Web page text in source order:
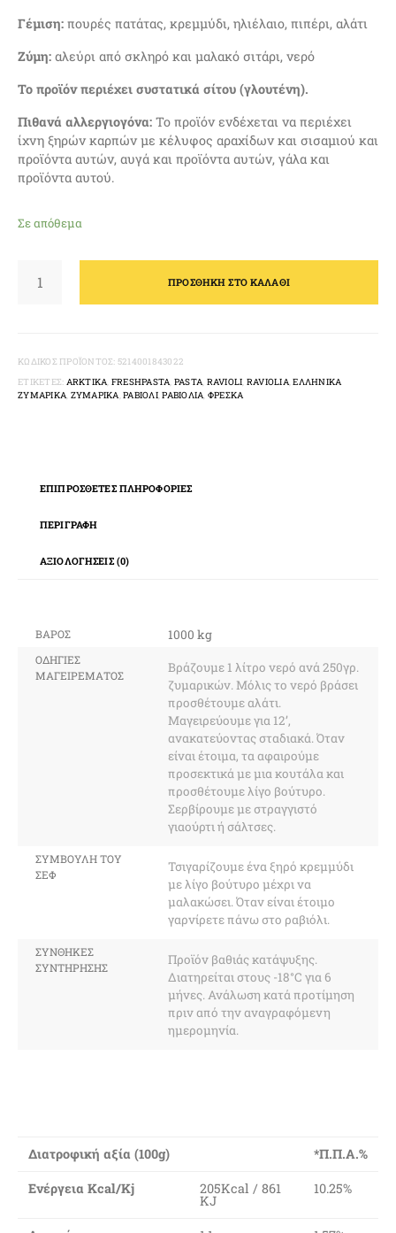
Γέμιση: πουρές πατάτας, κρεμμύδι, ηλιέλαιο, πιπέρι, αλάτι
Ζύμη: αλεύρι από σκληρό και μαλακό σιτάρι, νερό
Το προϊόν περιέχει συστατικά σίτου (γλουτένη).
Πιθανά αλλεργιογόνα: Το προϊόν ενδέχεται να περιέχει
ίχνη ξηρών καρπών με κέλυφος αραχίδων και σισαμιού και
προϊόντα αυτών, αυγά και προϊόντα αυτών, γάλα και
προϊόντα αυτού.
Σε απόθεμα
ΠΡΟΣΘΉΚΗ ΣΤΟ ΚΑΛΆΘΙ
ΚΩΔΙΚΌΣ ΠΡΟΪΌΝΤΟΣ: 5214001843022
ΕΤΙΚΈΤΕΣ: ARKTIKA, FRESHPASTA, PASTA, RAVIOLI, RAVIOLIA,ΕΛΛΗΝΙΚΆ
ΖΥΜΑΡΙΚΆ, ΖΥΜΑΡΙΚΆ,ΡΑΒΙΟΛΙ,ΡΑΒΙΌΛΙΑ, ΦΡΈΣΚΑ
ΕΠΙΠΡΌΣΘΕΤΕΣ ΠΛΗΡΟΦΟΡΊΕΣ
ΠΕΡΙΓΡΑΦΉ
ΑΞΙΟΛΟΓΉΣΕΙΣ (0)
ΒΆΡΟΣ 1000 kg
ΟΔΗΓΊΕΣ
ΜΑΓΕΙΡΈΜΑΤΟΣ
Βράζουμε 1 λίτρο νερό ανά 250γρ.
ζυμαρικών. Μόλις το νερό βράσει
προσθέτουμε αλάτι.
Μαγειρεύουμε για 12’,
ανακατεύοντας σταδιακά. Όταν
είναι έτοιμα, τα αφαιρούμε
προσεκτικά με μια κουτάλα και
προσθέτουμε λίγο βούτυρο.
Σερβίρουμε με στραγγιστό
γιαούρτι ή σάλτσες.
ΣΥΜΒΟΥΛΉ ΤΟΥ
ΣΕΦ
Τσιγαρίζουμε ένα ξηρό κρεμμύδι
με λίγο βούτυρο μέχρι να
μαλακώσει. Όταν είναι έτοιμο
γαρνίρετε πάνω στο ραβιόλι.
ΣΥΝΘΉΚΕΣ
ΣΥΝΤΉΡΗΣΗΣ
Προϊόν βαθιάς κατάψυξης.
Διατηρείται στους -18°C για 6
μήνες. Ανάλωση κατά προτίμηση
πριν από την αναγραφόμενη
ημερομηνία.
Διατροφική αξία (100g) *Π.Π.Α.%
Ενέργεια Kcal/Kj 205Kcal / 861
KJ
10.25%